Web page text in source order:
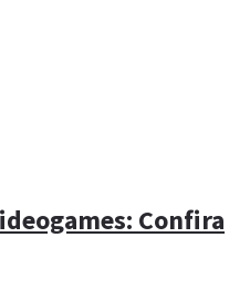
Confira